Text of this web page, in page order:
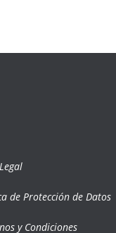
de Protección de Datos
y Condiciones